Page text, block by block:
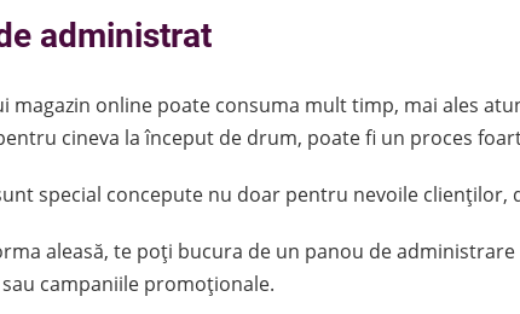
administrat
magazin online poate consuma mult timp, mai ales
cineva la început de drum, poate fi un proces
special concepute nu doar pentru nevoile
aleasă, te poți bucura de un panou de
campaniile promoționale.